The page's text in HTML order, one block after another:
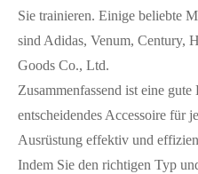
Sie trainieren. Einige beliebte
sind Adidas, Venum, Century,
Goods Co., Ltd.
Zusammenfassend ist eine
entscheidendes Accessoire für
Ausrüstung effektiv und
Indem Sie den richtigen Typ